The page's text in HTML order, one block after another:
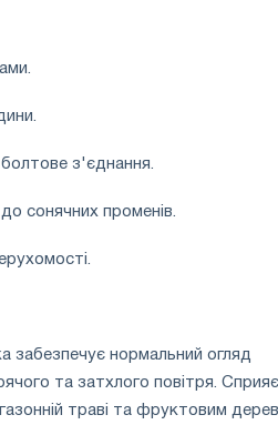
болтове з'єднання.
сонячних променів.
забезпечує нормальний огляд
та затхлого повітря. Сприяє
траві та фруктовим